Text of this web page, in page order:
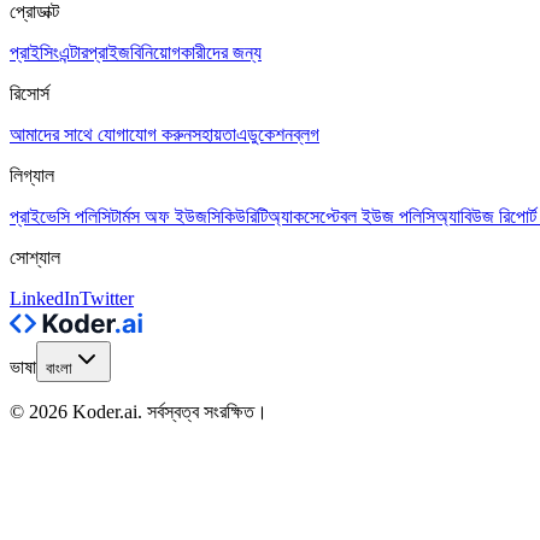
প্রোডাক্ট
প্রাইসিংএন্টারপ্রাইজবিনিয়োগকারীদের জন্য
রিসোর্স
আমাদের সাথে যোগাযোগ করুনসহায়তাএডুকেশনব্লগ
লিগ্যাল
প্রাইভেসি পলিসিটার্মস অফ ইউজসিকিউরিটিঅ্যাকসেপ্টেবল ইউজ পলিসিঅ্যাবিউজ
সোশ্যাল
LinkedInTwitter
ভাষা বাংলা
© 2026 Koder.ai. সর্বস্বত্ব সংরক্ষিত।